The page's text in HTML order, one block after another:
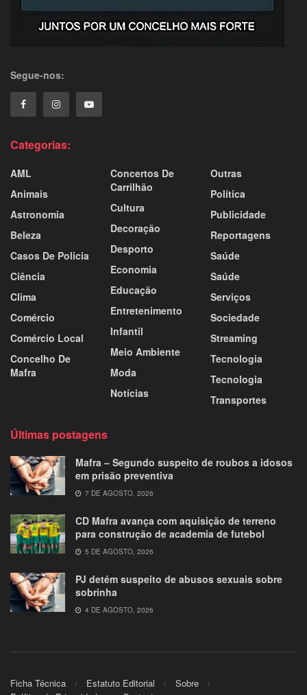
Segue-nos:
Categorias:
AML
Animais
Astronomia
Beleza
Casos De Policia
Ciência
Clima
Comércio
Comércio Local
Concelho De
Mafra
Concertos De
Carrilhão
Cultura
Decoração
Desporto
Economia
Educação
Entretenimento
Infantil
Meio Ambiente
Moda
Notícias
Outras
Política
Publicidade
Reportagens
Saúde
Saúde
Serviços
Sociedade
Streaming
Tecnologia
Tecnologia
Transportes
Últimas postagens
Mafra – Segundo suspeito de roubos a idosos
em prisão preventiva
7 DE AGOSTO, 2026
CD Mafra avança com aquisição de terreno
para construção de academia de futebol
5 DE AGOSTO, 2026
PJ detém suspeito de abusos sexuais sobre
sobrinha
4 DE AGOSTO, 2026
Ficha Técnica Estatuto Editorial
Sobre